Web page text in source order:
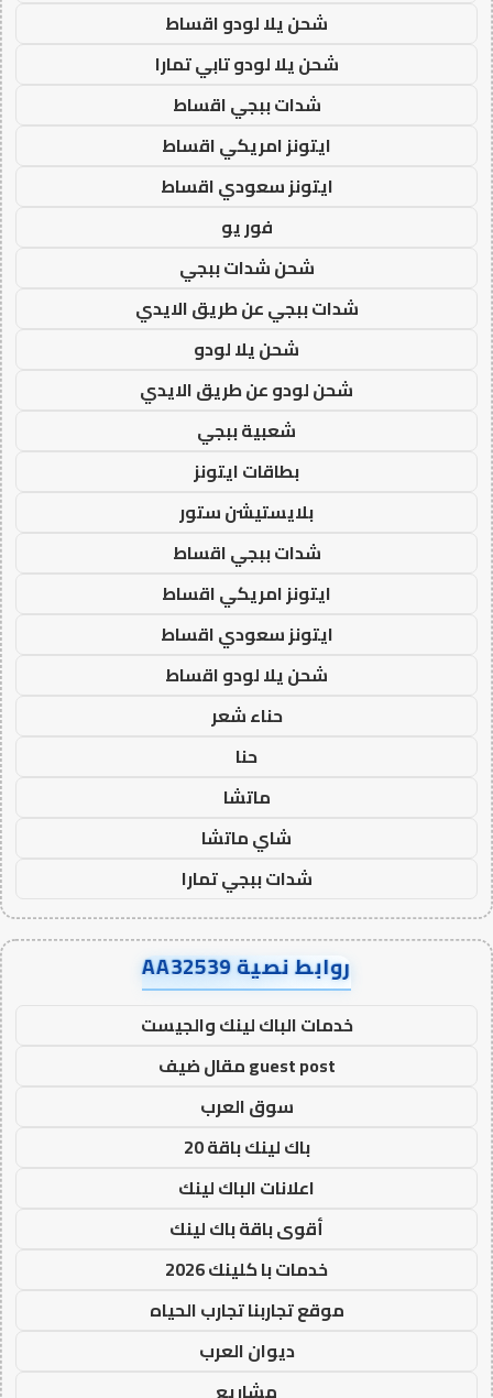
شحن يلا لودو اقساط
شحن يلا لودو تابي تمارا
شدات ببجي اقساط
ايتونز امريكي اقساط
ايتونز سعودي اقساط
فور يو
شحن شدات ببجي
شدات ببجي عن طريق الايدي
شحن يلا لودو
شحن لودو عن طريق الايدي
شعبية ببجي
بطاقات ايتونز
بلايستيشن ستور
شدات ببجي اقساط
ايتونز امريكي اقساط
ايتونز سعودي اقساط
شحن يلا لودو اقساط
حناء شعر
حنا
ماتشا
شاي ماتشا
شدات ببجي تمارا
روابط نصية AA32539
خدمات الباك لينك والجيست
guest post مقال ضيف
سوق العرب
باك لينك باقة 20
اعلانات الباك لينك
أقوى باقة باك لينك
خدمات با كلينك 2026
موقع تجاربنا تجارب الحياه
ديوان العرب